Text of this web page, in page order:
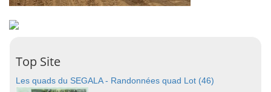
Top Site
Les quads du SEGALA - Randonnées quad Lot (46)